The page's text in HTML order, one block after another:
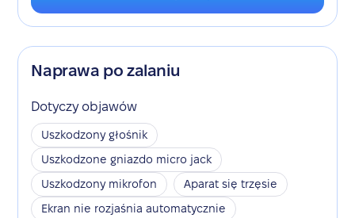
Naprawa po zalaniu
Dotyczy objawów
Uszkodzony głośnik
Uszkodzone gniazdo micro jack
Uszkodzony mikrofon
Aparat się trzęsie
Ekran nie rozjaśnia automatycznie